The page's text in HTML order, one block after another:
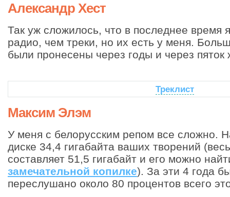
Александр Хест
Так уж сложилось, что в последнее
радио, чем треки, но их есть у меня.
были пронесены через годы и через пяток
Треклист
Максим Элэм
У меня с белорусским репом все сложно.
диске 34,4 гигабайта ваших творений
составляет 51,5 гигабайт и его можно
замечательной копилке). За эти 4 года
переслушано около 80 процентов всего